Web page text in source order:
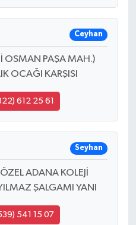
Ceyhan
OSMAN PAŞA MAH.)
OCAĞI KARŞISI
612 25 61
Seyhan
ADANA KOLEJİ
ŞALGAMI YANI
541 15 07